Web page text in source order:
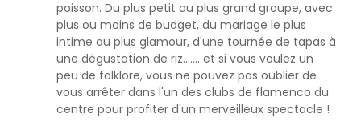
poisson. Du plus petit au plus grand groupe, avec
plus ou moins de budget, du mariage le plus
intime au plus glamour, d'une tournée de tapas à
une dégustation de riz....... et si vous voulez un
peu de folklore, vous ne pouvez pas oublier de
vous arrêter dans l'un des clubs de flamenco du
centre pour profiter d'un merveilleux spectacle !